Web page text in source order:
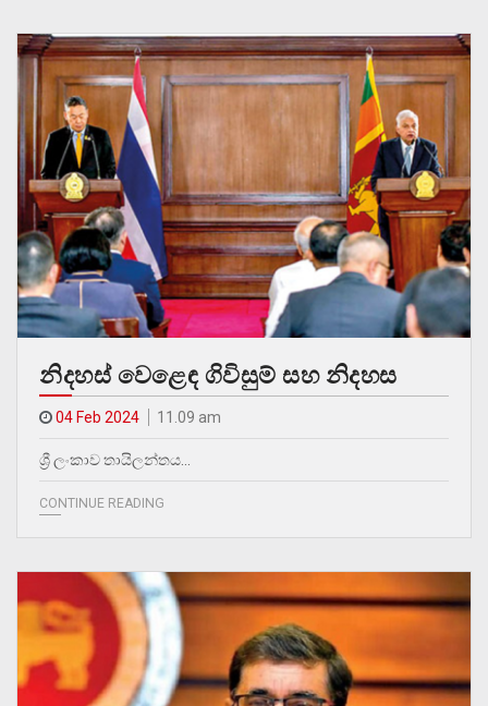
නිදහස් වෙළෙඳ ගිවිසුම් සහ නිදහස
04 Feb 2024 11.09 am
ශ්‍රී ලංකාව තායිලන්තය…
CONTINUE READING